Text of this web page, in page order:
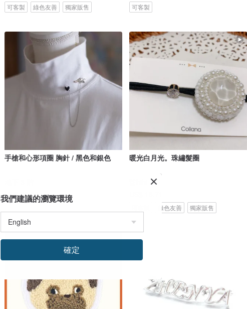
可客製 綠色友善 獨家販售 可客製
手槍和心形項圈 胸針 / 黑色和銀色
US$ 25.69
暖光白月光。珠繡髮圈
綠色友善 獨家販售
我們建議的瀏覽環境
確定